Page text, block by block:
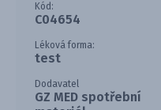
Kód:
C04654
Léková forma:
test
Dodavatel
GZ MED spotřební